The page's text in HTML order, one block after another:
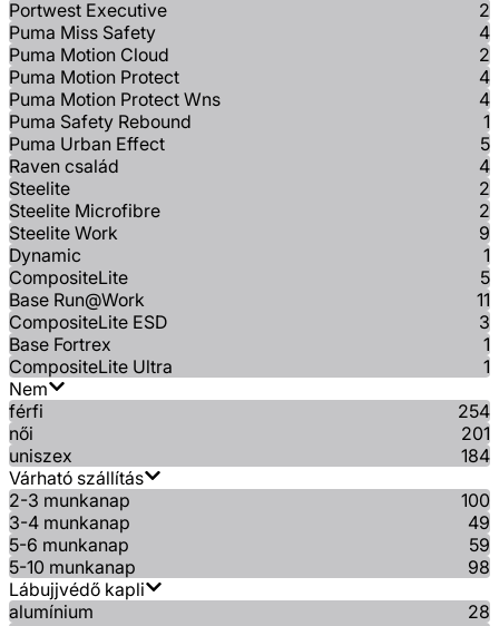
Portwest Executive
2
Puma Miss Safety
4
Puma Motion Cloud
2
Puma Motion Protect
4
Puma Motion Protect Wns
4
Puma Safety Rebound
1
Puma Urban Effect
5
Raven család
4
Steelite
2
Steelite Microfibre
2
Steelite Work
9
Dynamic
1
CompositeLite
5
Base Run@Work
11
CompositeLite ESD
3
Base Fortrex
1
CompositeLite Ultra
1
Nem
férfi
254
női
201
uniszex
184
Várható szállítás
2-3 munkanap
100
3-4 munkanap
49
5-6 munkanap
59
5-10 munkanap
98
Lábujjvédő kapli
alumínium
28